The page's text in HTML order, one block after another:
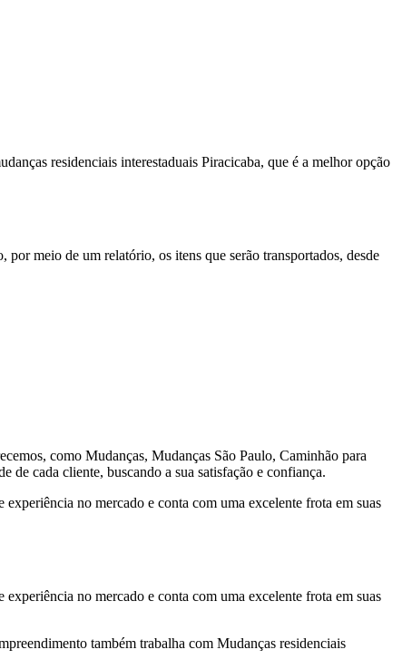
residenciais interestaduais Piracicaba, que é a melhor opção
por meio de um relatório, os itens que serão transportados, desde
como Mudanças, Mudanças São Paulo, Caminhão para
de cada cliente, buscando a sua satisfação e confiança.
no mercado e conta com uma excelente frota em suas
no mercado e conta com uma excelente frota em suas
também trabalha com Mudanças residenciais